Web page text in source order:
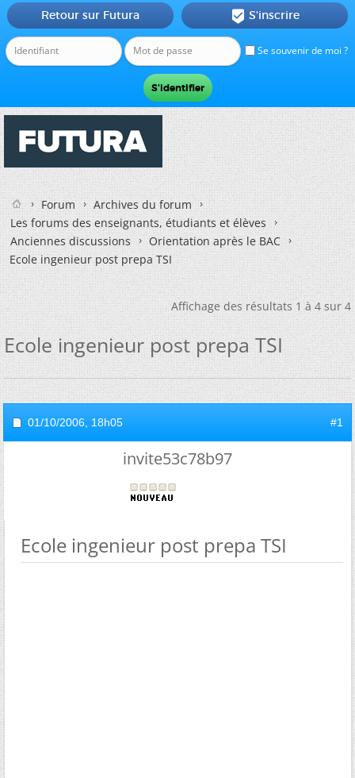
Se souvenir de moi ?
Retour sur Futura  S'inscrire
Forum
Archives du forum
Les forums des enseignants, étudiants et élèves
Anciennes discussions
Orientation après le BAC
Ecole ingenieur post prepa TSI
Affichage des résultats 1 à 4 sur 4
Ecole ingenieur post prepa TSI
01/10/2006, 18h05 #1
invite53c78b97
Ecole ingenieur post prepa TSI